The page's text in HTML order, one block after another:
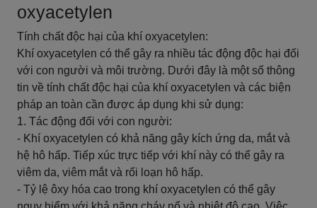
oxyacetylen
Tính chất độc hại của khí oxyacetylen:
Khí oxyacetylen có thể gây ra nhiều tác động độc hại đối
với con người và môi trường. Dưới đây là một số thông
tin về tính chất độc hại của khí oxyacetylen và các biện
pháp an toàn cần được áp dụng khi sử dụng:
1. Tác động đối với con người:
- Khí oxyacetylen có khả năng gây kích ứng da, mắt và
hệ hô hấp. Tiếp xúc trực tiếp với khí này có thể gây ra
viêm da, viêm mắt và rối loạn hô hấp.
- Tỷ lệ ôxy hóa cao trong khí oxyacetylen có thể gây